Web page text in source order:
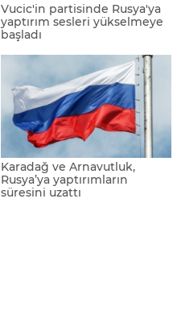
Vucic'in partisinde Rusya'ya
yaptırım sesleri yükselmeye
başladı
Karadağ ve Arnavutluk,
Rusya’ya yaptırımların
süresini uzattı